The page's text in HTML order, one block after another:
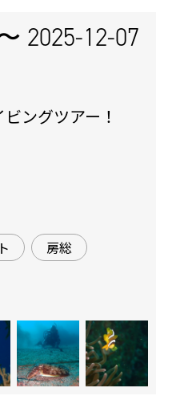
2025-12-07
ングツアー！
房総